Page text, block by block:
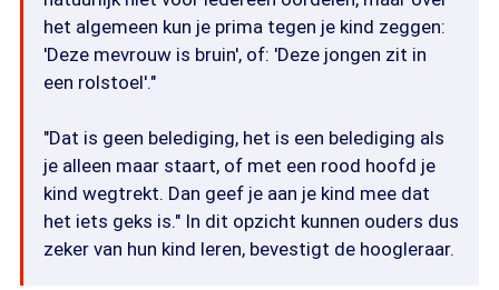
het algemeen kun je prima tegen je kind zeggen:
'Deze mevrouw is bruin', of: 'Deze jongen zit in
een rolstoel'."
"Dat is geen belediging, het is een belediging als
je alleen maar staart, of met een rood hoofd je
kind wegtrekt. Dan geef je aan je kind mee dat
het iets geks is." In dit opzicht kunnen ouders dus
zeker van hun kind leren, bevestigt de hoogleraar.